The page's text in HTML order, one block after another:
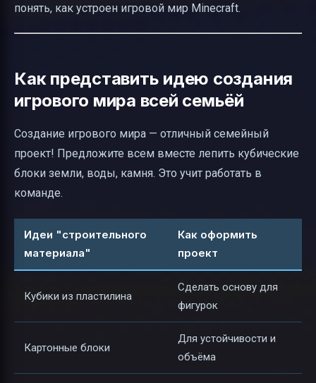
понять, как устроен игровой мир Minecraft.
Как представить идею создания
игрового мира всей семьёй
Создание игрового мира — отличный семейный
проект! Предложите всем вместе лепить кубические
блоки земли, воды, камня. Это учит работать в
команде.
Идеи "строительного
материала"
Как оформить
проект
Кубики из пластилина
Сделать основу для
фигурок
Картонные блоки
Для устойчивости и
объёма